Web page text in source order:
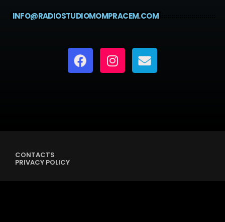
INFO@RADIOSTUDIOMOMPRACEM.COM
CONTACTS
PRIVACY POLICY